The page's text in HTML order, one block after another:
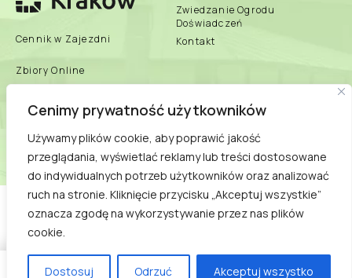
Cenimy prywatność użytkowników
Używamy plików cookie, aby poprawić jakość
przeglądania, wyświetlać reklamy lub treści dostosowane
do indywidualnych potrzeb użytkowników oraz analizować
ruch na stronie. Kliknięcie przycisku „Akceptuj wszystkie”
oznacza zgodę na wykorzystywanie przez nas plików
cookie.
Dostosuj Odrzuć Akceptuj wszystko
Cennik w Zajezdni
Zbiory Online
Dane teleadresowe
Praca/Praktyki/Wolontariat
Zwiedzanie Ogrodu
Doświadczeń
Kontakt
biuletyn informacji
COPYRIGHT © 2021
MUZEUM INŻYNIERII I TECHNIKI - INSTYTUCJA KULTURY